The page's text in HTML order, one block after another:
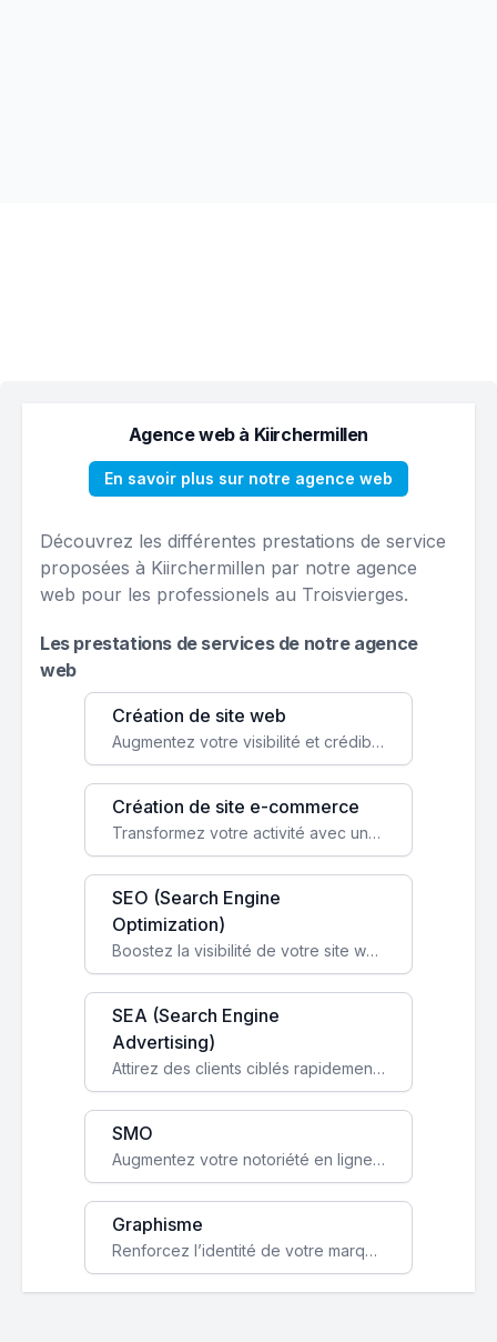
Agence web à Kiirchermillen
En savoir plus sur notre agence web
Découvrez les différentes prestations de service
proposées à Kiirchermillen par notre agence
web pour les professionels au Troisvierges.
Les prestations de services de notre agence
web
Création de site web
Augmentez votre visibilité et crédibilité en ligne avec un site web performant, conçu pour attirer plus de clients.
Création de site e-commerce
Transformez votre activité avec une boutique en ligne, accessible à l'échelle mondiale 24/7.
SEO (Search Engine
Optimization)
Boostez la visibilité de votre site web sur Google et attirez du trafic qualifié grâce à nos stratégies SEO.
SEA (Search Engine
Advertising)
Attirez des clients ciblés rapidement avec des campagnes publicitaires payantes optimisées pour vos objectifs.
SMO
Augmentez votre notoriété en ligne et stimulez la croissance de votre entreprise grâce à une stratégie sociale sur mesure.
Graphisme
Renforcez l’identité de votre marque avec un design unique qui capte l’attention et engage vos clients.